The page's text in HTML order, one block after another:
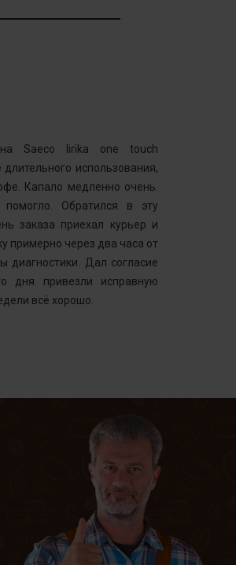
Saeco lirika one touch
использования,
Капало медленно очень.
Обратился в эту
заказа приехал курьер и
примерно через два часа от
диагностики. Дал согласие
дня привезли исправную
всё хорошо.